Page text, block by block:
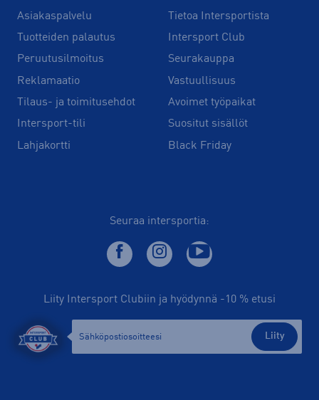
Asiakaspalvelu
Tuotteiden palautus
Peruutusilmoitus
Reklamaatio
Tilaus- ja toimitusehdot
Intersport-tili
Lahjakortti
Tietoa Intersportista
Intersport Club
Seurakauppa
Vastuullisuus
Avoimet työpaikat
Suositut sisällöt
Black Friday
Seuraa intersportia:
Liity Intersport Clubiin ja hyödynnä -10 % etusi
Liity